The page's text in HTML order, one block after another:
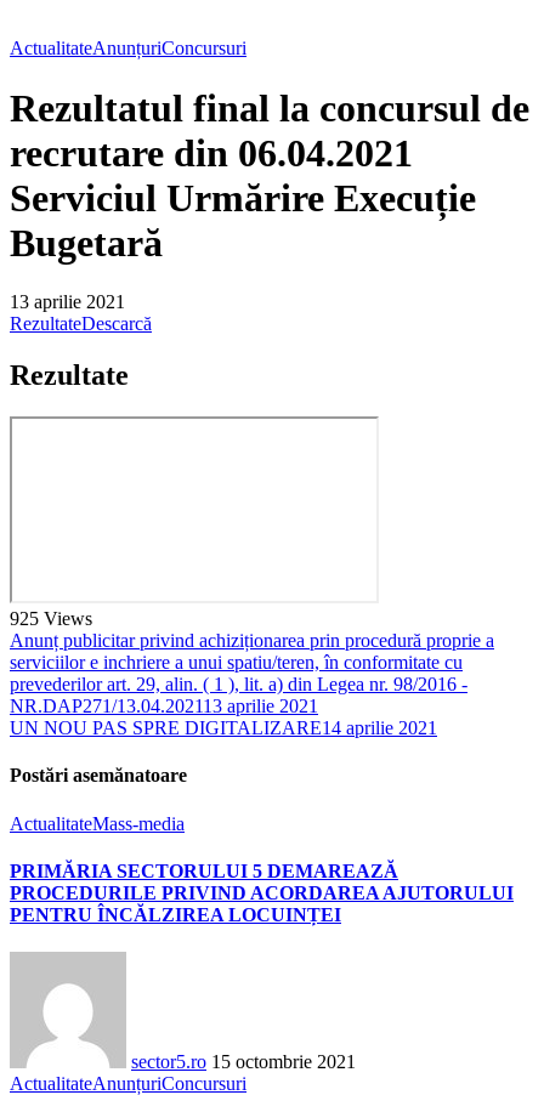
ActualitateAnunțuriConcursuri
Rezultatul final la concursul de
recrutare din 06.04.2021
Serviciul Urmărire Execuție
Bugetară
13 aprilie 2021
RezultateDescarcă
Rezultate
925 Views
Anunț publicitar privind achiziționarea prin procedură proprie a
serviciilor e inchriere a unui spatiu/teren, în conformitate cu
prevederilor art. 29, alin. ( 1 ), lit. a) din Legea nr. 98/2016 -
NR.DAP271/13.04.202113 aprilie 2021
UN NOU PAS SPRE DIGITALIZARE14 aprilie 2021
Postări asemănatoare
ActualitateMass-media
PRIMĂRIA SECTORULUI 5 DEMAREAZĂ
PROCEDURILE PRIVIND ACORDAREA AJUTORULUI
PENTRU ÎNCĂLZIREA LOCUINȚEI
sector5.ro 15 octombrie 2021
ActualitateAnunțuriConcursuri